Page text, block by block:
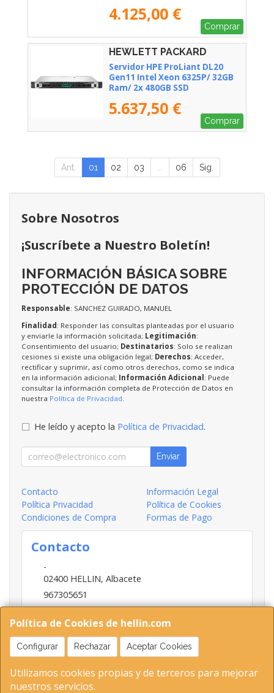
4.125,00 €
Comprar
HEWLETT PACKARD
ENTERPRISE - P87465-425
Servidor HPE ProLiant DL20
Gen11 Intel Xeon 6325P/ 32GB
Ram/ 2x 480GB SSD
5.637,50 €
Comprar
Ant. 01 02 03 06 Sig.
Política de Cookies de hellin.com
Configurar Rechazar Aceptar Cookies
Utilizamos cookies propias y de terceros para mejorar
nuestros servicios.
Sobre Nosotros
¡Suscríbete a Nuestro Boletín!
INFORMACIÓN BÁSICA SOBRE
PROTECCIÓN DE DATOS
Responsable: SANCHEZ GUIRADO, MANUEL
Finalidad : Responder las consultas planteadas por el usuario
y enviarle la información solicitada; Legitimación:
Consentimiento del usuario; Destinatarios: Solo se realizan
cesiones si existe una obligación legal; Derechos: Acceder,
rectificar y suprimir, así como otros derechos, como se indica
en la información adicional; Información Adicional : Puede
consultar la información completa de Protección de Datos en
nuestra Política de Privacidad
He leído y acepto la Política de Privacidad.
Enviar
Contacto
Información Legal
Política Privacidad
Política de Cookies
Condiciones de Compra
Formas de Pago
Contacto
-
02400 HELLIN, Albacete
967305651
INFO@HELLIN.COM
Horario
09:00-13:30; 16:30-20:30